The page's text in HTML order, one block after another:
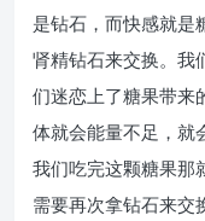
是钻石，而快感就是
肾精钻石来交换。我
们迷恋上了糖果带来
体就会能量不足，就
我们吃完这颗糖果那
需要再次拿钻石来交